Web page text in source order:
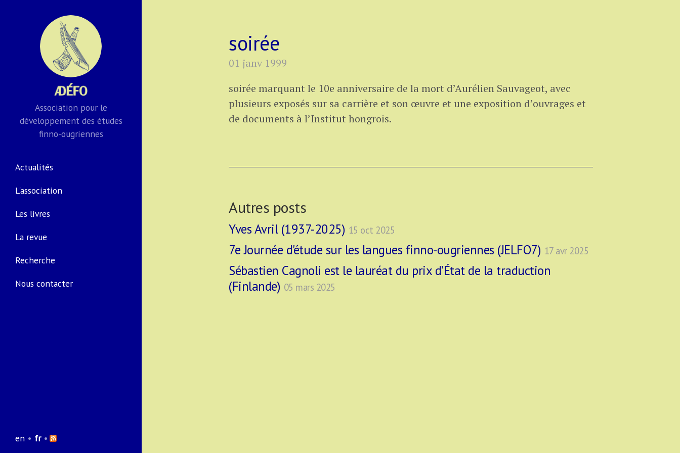
Association pour le
développement des études
finno-ougriennes
Actualités
L'association
Les livres
La revue
Recherche
Nous contacter
en • fr•
soirée
01 janv 1999
soirée marquant le 10e anniversaire de la mort d’Aurélien Sauvageot, avec
plusieurs exposés sur sa carrière et son œuvre et une exposition d’ouvrages et
de documents à l’Institut hongrois.
Autres posts
Yves Avril (1937-2025) 15 oct 2025
7e Journée d'étude sur les langues finno-ougriennes (JELFO7) 17 avr 2025
Sébastien Cagnoli est le lauréat du prix d’État de la traduction
(Finlande) 05 mars 2025